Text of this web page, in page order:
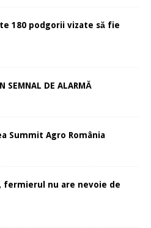
180 podgorii vizate să fie
SEMNAL DE ALARMĂ
Summit Agro România
fermierul nu are nevoie de